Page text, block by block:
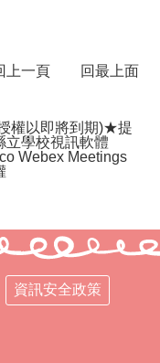
上一頁 回最上面
權以即將到期)★提
立學校視訊軟體
Webex Meetings
資訊安全政策